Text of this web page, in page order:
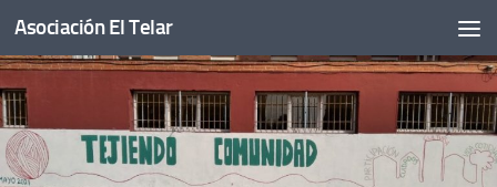
Saltar al contenido
Asociación El Telar